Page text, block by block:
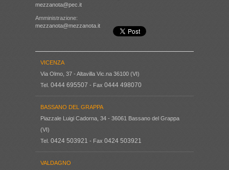
mezzanota@pec.it
Amministrazione:
mezzanota@mezzanota.it
VICENZA
Via Olmo, 37 - Altavilla Vic.na 36100 (VI)
Tel. 0444 695507 - Fax 0444 498070
BASSANO DEL GRAPPA
Piazzale Luigi Cadorna, 34 - 36061 Bassano del Grappa
(VI)
Tel. 0424 503921 - Fax 0424 503921
VALDAGNO